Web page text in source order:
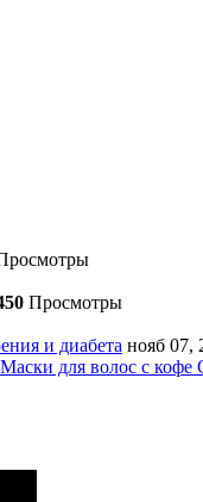
Просмотры
и диабета нояб 07,
для волос с кофе